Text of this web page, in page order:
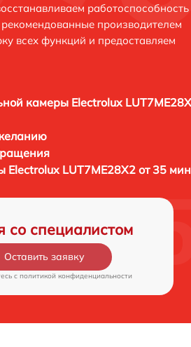
работоспособность
производителем
всех функций и предоставляем
камеры Electrolux
Electrolux LUT7ME28X2 от 35
со специалистом
Оставить заявку
c политикой конфиденциальности